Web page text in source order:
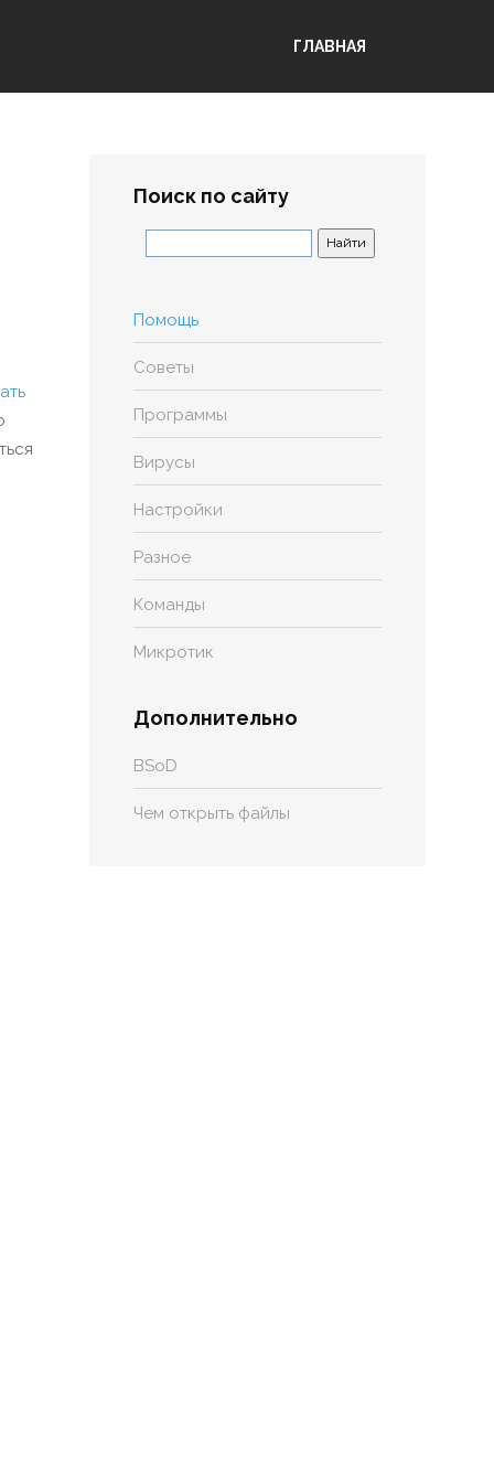
ГЛАВНАЯ
Поиск по сайту
Помощь
Советы
Программы
Вирусы
Настройки
Разное
Команды
Микротик
Дополнительно
BSoD
Чем открыть файлы